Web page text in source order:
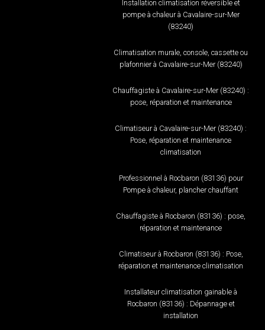
Installation climatisation réversible et
pompe à chaleur à Cavalaire-sur-Mer
(83240)
Climatisation murale, console, cassette ou
plafonnier à Cavalaire-sur-Mer (83240)
Chauffagiste à Cavalaire-sur-Mer (83240) :
pose, réparation et maintenance
Climatiseur à Cavalaire-sur-Mer (83240) :
Pose, réparation et maintenance
climatisation
Professionnel à Rocbaron (83136) pour
Pompe à chaleur, plancher chauffant
Chauffagiste à Rocbaron (83136) : pose,
réparation et maintenance
Climatiseur à Rocbaron (83136) : Pose,
réparation et maintenance climatisation
Installateur climatisation gainable à
Rocbaron (83136) : Dépannage et
installation